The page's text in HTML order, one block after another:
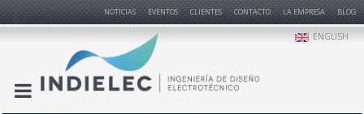
ENGLISH
NOTICIAS EVENTOS CLIENTES CONTACTO LA EMPRESA BLOG